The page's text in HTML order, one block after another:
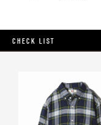
CHECK LIST